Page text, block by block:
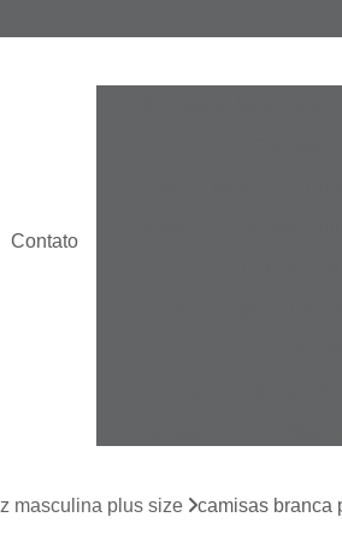
Contato
Camisa Masculina
masculina plus size camisas branca